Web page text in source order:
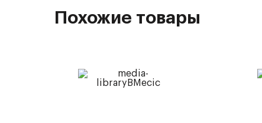
Похожие товары